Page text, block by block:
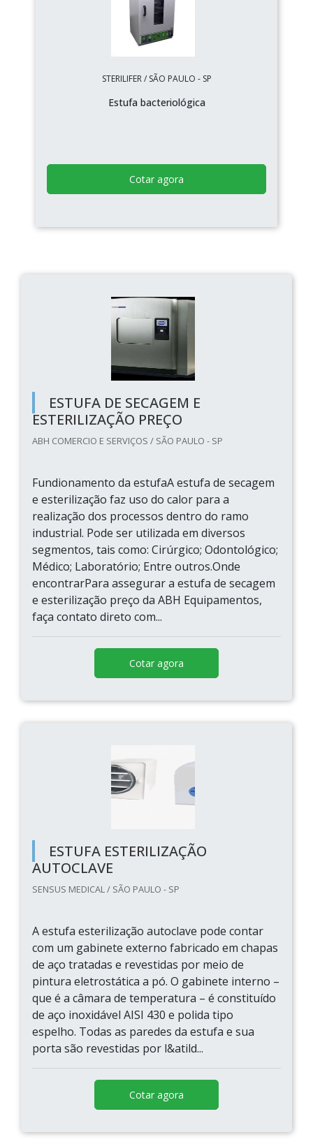
STERILIFER / SÃO PAULO - SP
Estufa bacteriológica
Cotar agora
ESTUFA DE SECAGEM E
ESTERILIZAÇÃO PREÇO
ABH COMERCIO E SERVIÇOS / SÃO PAULO - SP
Fundionamento da estufaA estufa de secagem
e esterilização faz uso do calor para a
realização dos processos dentro do ramo
industrial. Pode ser utilizada em diversos
segmentos, tais como: Cirúrgico; Odontológico;
Médico; Laboratório; Entre outros.Onde
encontrarPara assegurar a estufa de secagem
e esterilização preço da ABH Equipamentos,
faça contato direto com...
Cotar agora
ESTUFA ESTERILIZAÇÃO
AUTOCLAVE
SENSUS MEDICAL / SÃO PAULO - SP
A estufa esterilização autoclave pode contar
com um gabinete externo fabricado em chapas
de aço tratadas e revestidas por meio de
pintura eletrostática a pó. O gabinete interno –
que é a câmara de temperatura – é constituído
de aço inoxidável AISI 430 e polida tipo
espelho. Todas as paredes da estufa e sua
porta são revestidas por l&atild...
Cotar agora